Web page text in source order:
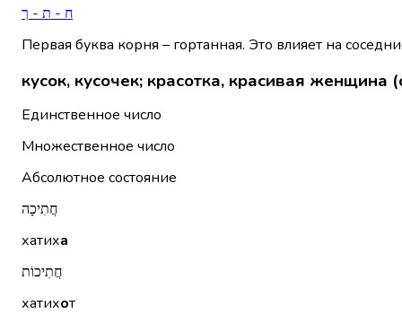
ח - ת - ך
Первая буква корня – гортанная. Это влияет на
кусок, кусочек; красотка, красивая женщина
Единственное число
Множественное число
Абсолютное состояние
חֲתִיכָה
хатиха
חֲתִיכוֹת
хатихот